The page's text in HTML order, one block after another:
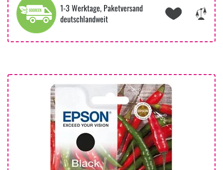
1-3 Werktage, Paketversand
deutschlandweit